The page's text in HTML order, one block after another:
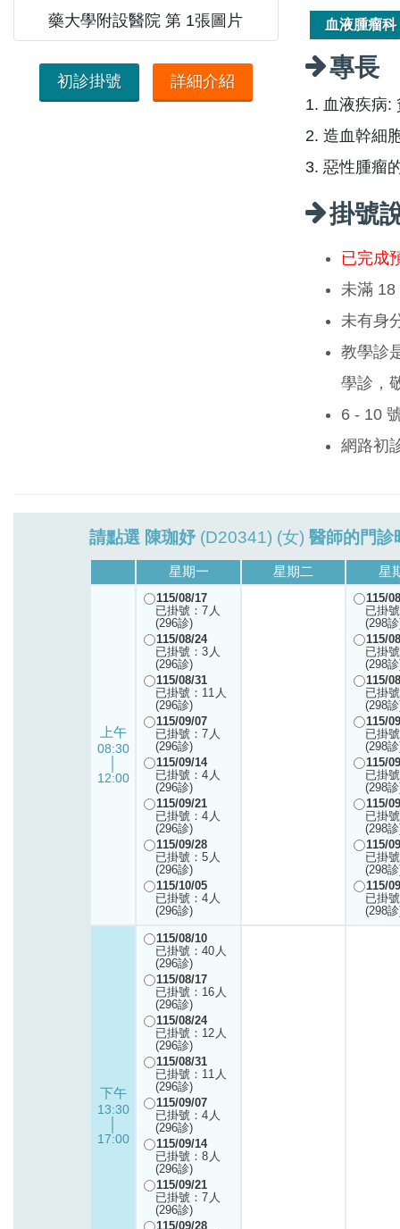
初診掛號 詳細介紹
血液腫瘤科
專長
1. 血液疾病:
2. 造血幹細
3. 惡性腫瘤
掛號
已完成
未滿 18
未有身
教學診
學診，
6 - 10
網路初